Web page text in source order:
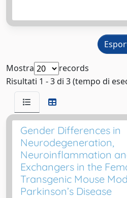
Mostra
records
Risultati 1 - 3 di 3 (tempo di
Gender Differences in
Neurodegeneration,
Neuroinflammation
Exchangers in the
Transgenic Mouse
Parkinson’s Disease